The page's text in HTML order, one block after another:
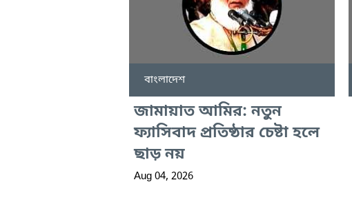
বাংলাদেশ
জামায়াত আমির: নতুন
ফ্যাসিবাদ প্রতিষ্ঠার চেষ্টা হলে
ছাড় নয়
Aug 04, 2026